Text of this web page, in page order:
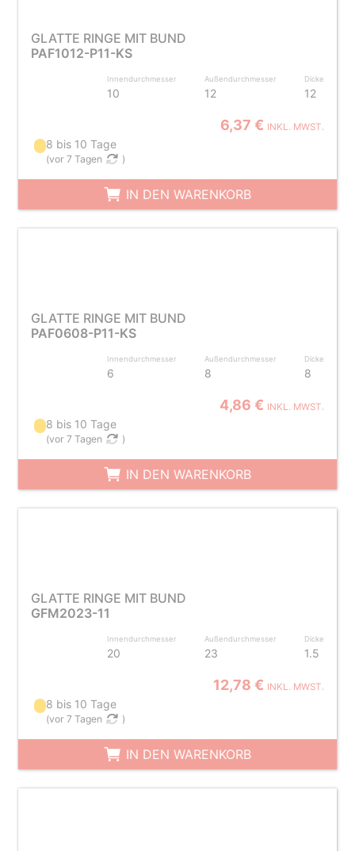
GLATTE RINGE MIT BUND
PAF1012-P11-KS
Innendurchmesser
10
Außendurchmesser
12
Dicke
12
6,37 € INKL. MWST.
8 bis 10 Tage
(vor 7 Tagen )
IN DEN WARENKORB
GLATTE RINGE MIT BUND
PAF0608-P11-KS
Innendurchmesser
6
Außendurchmesser
8
Dicke
8
4,86 € INKL. MWST.
8 bis 10 Tage
(vor 7 Tagen )
IN DEN WARENKORB
GLATTE RINGE MIT BUND
GFM2023-11
Innendurchmesser
20
Außendurchmesser
23
Dicke
1.5
12,78 € INKL. MWST.
8 bis 10 Tage
(vor 7 Tagen )
IN DEN WARENKORB